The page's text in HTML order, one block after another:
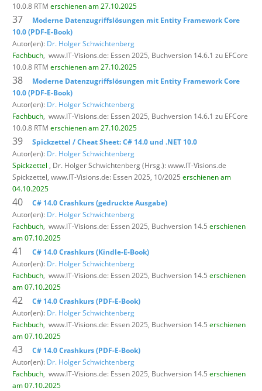
10.0.8 RTM erschienen am 27.10.2025
37
Moderne Datenzugriffslösungen mit Entity Framework Core
10.0 (PDF-E-Book)
Autor(en): Dr. Holger Schwichtenberg
Fachbuch, www.IT-Visions.de: Essen 2025, Buchversion 14.6.1 zu EFCore
10.0.8 RTM erschienen am 27.10.2025
38
Moderne Datenzugriffslösungen mit Entity Framework Core
10.0 (PDF-E-Book)
Autor(en): Dr. Holger Schwichtenberg
Fachbuch, www.IT-Visions.de: Essen 2025, Buchversion 14.6.1 zu EFCore
10.0.8 RTM erschienen am 27.10.2025
39
Spickzettel / Cheat Sheet: C# 14.0 und .NET 10.0
Autor(en): Dr. Holger Schwichtenberg
Spickzettel , Dr. Holger Schwichtenberg (Hrsg.): www.IT-Visions.de
Spickzettel, www.IT-Visions.de: Essen 2025, 10/2025 erschienen am
04.10.2025
40
C# 14.0 Crashkurs (gedruckte Ausgabe)
Autor(en): Dr. Holger Schwichtenberg
Fachbuch, www.IT-Visions.de: Essen 2025, Buchversion 14.5 erschienen
am 07.10.2025
41
C# 14.0 Crashkurs (Kindle-E-Book)
Autor(en): Dr. Holger Schwichtenberg
Fachbuch, www.IT-Visions.de: Essen 2025, Buchversion 14.5 erschienen
am 07.10.2025
42
C# 14.0 Crashkurs (PDF-E-Book)
Autor(en): Dr. Holger Schwichtenberg
Fachbuch, www.IT-Visions.de: Essen 2025, Buchversion 14.5 erschienen
am 07.10.2025
43
C# 14.0 Crashkurs (PDF-E-Book)
Autor(en): Dr. Holger Schwichtenberg
Fachbuch, www.IT-Visions.de: Essen 2025, Buchversion 14.5 erschienen
am 07.10.2025